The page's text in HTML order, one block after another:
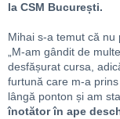
la CSM București.
Mihai s-a temut că nu
„M-am gândit de
desfășurat cursa,
furtună care m-a
lângă ponton și am
înotător în ape